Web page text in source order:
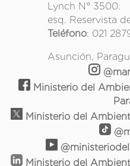
Lynch N° 3500.
esq. Reservista
Teléfono: 021
Asunción,
Ministerio del
Ministerio del
Ministerio del